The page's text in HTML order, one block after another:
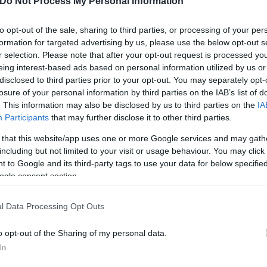
opt-out of the sale, sharing to third parties, or processing of your
for targeted advertising by us, please use the below opt-out
selection. Please note that after your opt-out request is processed
interest-based ads based on personal information utilized by us
to third parties prior to your opt-out. You may separately
of your personal information by third parties on the IAB’s list of
This information may also be disclosed by us to third parties on the
Participants that may further disclose it to other third parties.
that this website/app uses one or more Google services and may
but not limited to your visit or usage behaviour. You may
to Google and its third-party tags to use your data for below
consent section.
Data Processing Opt Outs
opt-out of the Sharing of my personal data.
τροχαίου που συνέβη νωρίτερα στο ύψος του